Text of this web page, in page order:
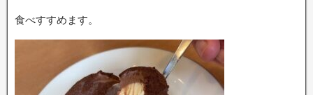
食べすすめます。